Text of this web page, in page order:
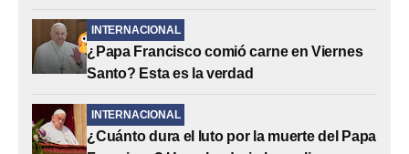
INTERNACIONAL
¿Papa Francisco comió carne en Viernes
Santo? Esta es la verdad
INTERNACIONAL
¿Cuánto dura el luto por la muerte del Papa